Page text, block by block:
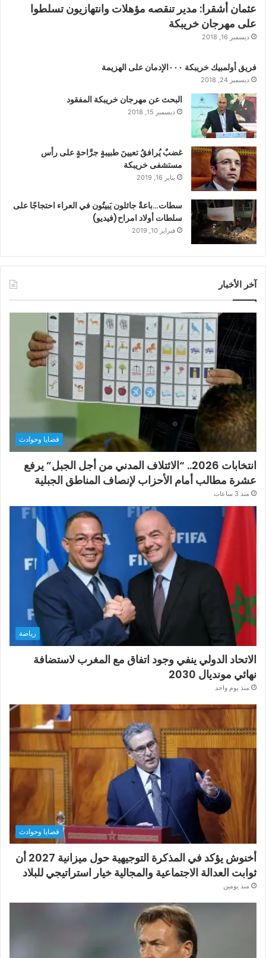
عثمان أشقرا: مدير تنقصه مؤهلات وانتهازيون تسلطوا
على مهرجان خريبكة
ديسمبر 16, 2018
فريق أولمبيك خريبكة ٠٠٠الإدمان على الهزيمة
ديسمبر 24, 2018
البحث عن مهرجان خريبكة المفقود
ديسمبر 15, 2018
غضبٌ يُرافقُ تعيينَ طبيبةٍ جرَّاحةٍ على رأس
مستشفى خريبكة
يناير 16, 2019
سطات…باعةٌ جائلون يَبيتُون في العراء احتجاجًا على
سلطات أولاد امراح(فيديو)
فبراير 10, 2019
آخر الأخبار
قضايا وحوادث
انتخابات 2026.. “الائتلاف المدني من أجل الجبل” يرفع
عشرة مطالب أمام الأحزاب لإنصاف المناطق الجبلية
منذ 3 ساعات
رياضة
الاتحاد الدولي ينفي وجود اتفاق مع المغرب لاستضافة
نهائي مونديال 2030
منذ يوم واحد
قضايا وحوادث
أخنوش يؤكد في المذكرة التوجيهية حول ميزانية 2027 أن
ثوابت العدالة الاجتماعية والمجالية خيار استراتيجي للبلاد
منذ يومين